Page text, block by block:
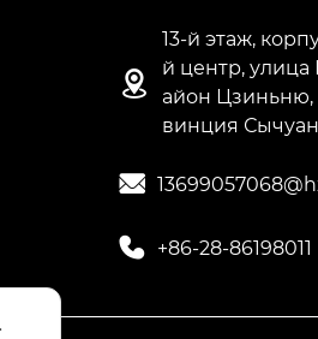

13-й этаж,
й центр, улица
айон Цзиньню,
винция

 +86-28-86198011